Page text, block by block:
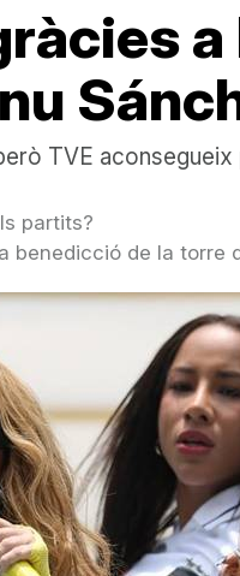
TVE
partits?
benedicció de la torre